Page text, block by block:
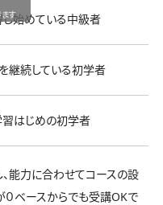
始めている中級者
継続している初学者
はじめの初学者
す
能力に合わせてコースの設
０ベースからでも受講OKで